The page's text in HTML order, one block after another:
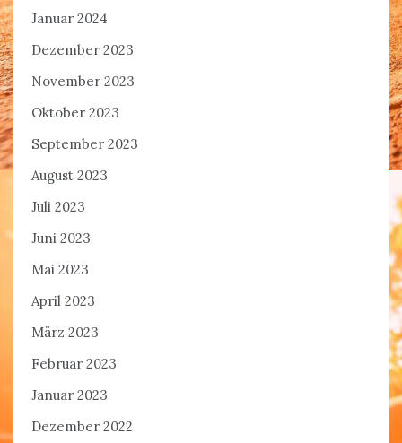
Januar 2024
Dezember 2023
November 2023
Oktober 2023
September 2023
August 2023
Juli 2023
Juni 2023
Mai 2023
April 2023
März 2023
Februar 2023
Januar 2023
Dezember 2022